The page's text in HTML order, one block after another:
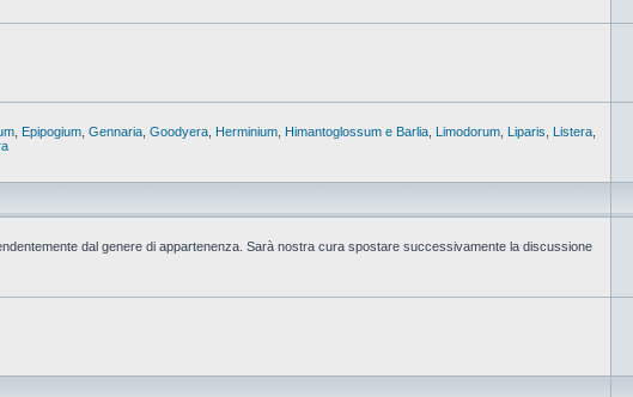
Epipogium Gennaria Goodyera Herminium Himantoglossum e Barlia Limodorum Liparis Listera
dal genere di appartenenza. Sarà nostra cura spostare successivamente la discussione